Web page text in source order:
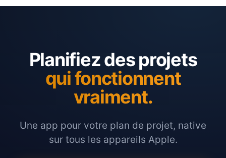
Planifiez des projets
qui fonctionnent
vraiment.
Une app pour votre plan de projet, native
sur tous les appareils Apple.